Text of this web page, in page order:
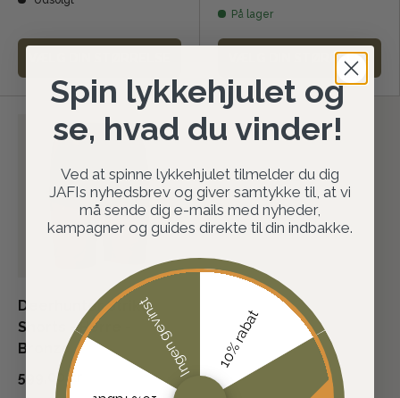
På lager
VÆLG DIN STØRRELSE
Deerhunter Strike
Shorts - Herre -
Bronze
599,00 kr
Spin lykkehjulet og
se, hvad du vinder!
Ved at spinne lykkehjulet tilmelder du dig
JAFIs nyhedsbrev og giver samtykke til, at vi
må sende dig e-mails med nyheder,
kampagner og guides direkte til din indbakke.
10% rabat
Ingen gevinst